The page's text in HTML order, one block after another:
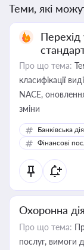
Теми, які
Про що тема:
класифікації
NACE,
зміни
Банківська
Фінансові
Охоронна
Про що тема:
послуг, вимоги